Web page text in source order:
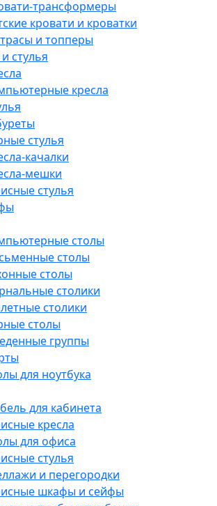
трансформеры
кровати и кроватки
и топперы
стулья
кресла
стулья
качалки
мешки
стулья
столы
столы
столы
столики
столики
столы
группы
для ноутбука
для кабинета
кресла
для офиса
стулья
и перегородки
шкафы и сейфы